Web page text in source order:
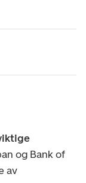
og Bank of
av